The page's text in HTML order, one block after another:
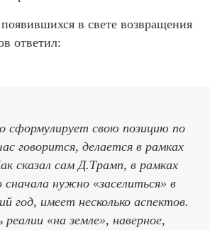
в свете возвращения
ответил:
сформулирует свою позицию по
говорится, делается в рамках
сказал сам Д.Трамп, в рамках
нужно «заселиться» в
год, имеет несколько аспектов.
«на земле», наверное,